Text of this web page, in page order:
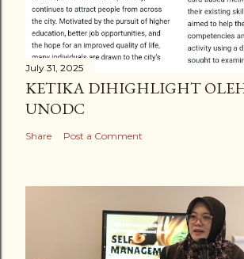
July 31, 2025
KETIKA DIHIGHLIGHT
UNODC
Share Post a Comment